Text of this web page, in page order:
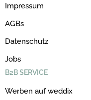
Impressum
AGBs
Datenschutz
Jobs
B2B SERVICE
Werben auf weddix